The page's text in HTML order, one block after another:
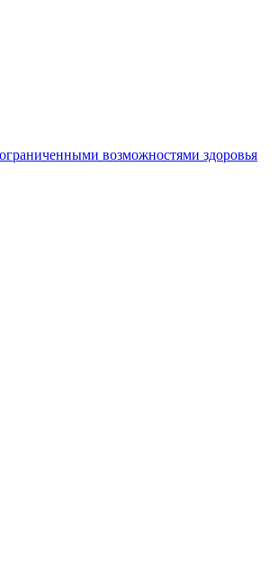
возможностями здоровья